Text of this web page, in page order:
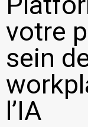
Hub de
Portail
Alternative à
Microsoft
Migrer vers
votre
sein
l’IA